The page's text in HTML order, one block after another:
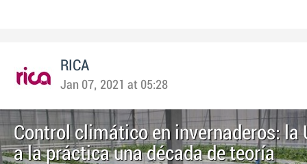
RICA
Jan 07, 2021 at 05:28
Control climático en invernaderos: la
a la práctica una década de teoría